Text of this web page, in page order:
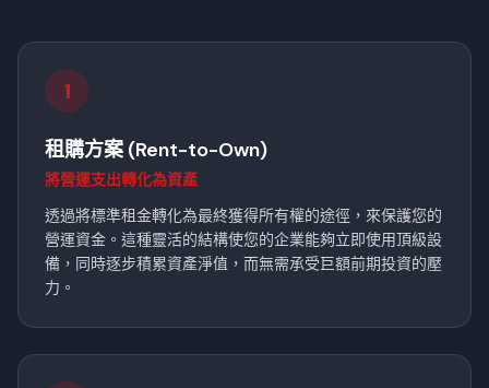
1
租購方案 (Rent-to-Own)
將營運支出轉化為資產
透過將標準租金轉化為最終獲得所有權的途徑，來保護您的
營運資金。這種靈活的結構使您的企業能夠立即使用頂級設
備，同時逐步積累資產淨值，而無需承受巨額前期投資的壓
力。